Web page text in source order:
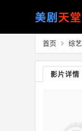
美剧天堂
首页 综艺
影片详情